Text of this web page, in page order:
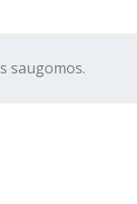
saugomos.